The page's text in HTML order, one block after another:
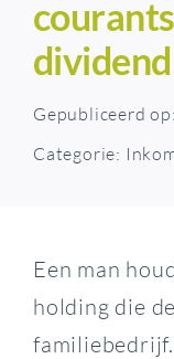
dividend
Gepubliceerd
Categorie:
Een man
holding die